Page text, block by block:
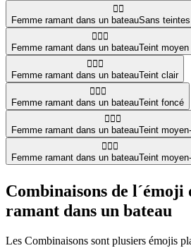
🚣‍♀️
Femme ramant dans un bateauSans
🚣🏽‍♀️
Femme ramant dans un bateauTeint moyen
🚣🏻‍♀️
Femme ramant dans un bateauTeint clair
🚣🏿‍♀️
Femme ramant dans un bateauTeint foncé
🚣🏾‍♀️
Femme ramant dans un bateauTeint
🚣🏼‍♀️
Femme ramant dans un bateauTeint
Combinaisons de l´émoji
ramant dans un bateau
Les Combinaisons sont plusiers émojis